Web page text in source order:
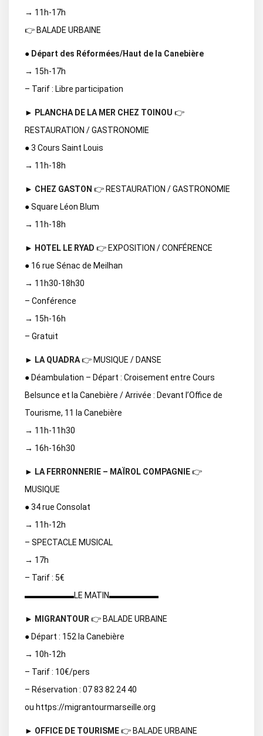
→ 11h-17h
👉 BALADE URBAINE
● Départ des Réformées/Haut de la Canebière
→ 15h-17h
– Tarif : Libre participation
► PLANCHA DE LA MER CHEZ TOINOU 👉
RESTAURATION / GASTRONOMIE
● 3 Cours Saint Louis
→ 11h-18h
► CHEZ GASTON 👉 RESTAURATION / GASTRONOMIE
● Square Léon Blum
→ 11h-18h
► HOTEL LE RYAD 👉 EXPOSITION / CONFÉRENCE
● 16 rue Sénac de Meilhan
→ 11h30-18h30
– Conférence
→ 15h-16h
– Gratuit
► LA QUADRA👉 MUSIQUE / DANSE
● Déambulation – Départ : Croisement entre Cours
Belsunce et la Canebière / Arrivée : Devant l’Office de
Tourisme, 11 la Canebière
→ 11h-11h30
→ 16h-16h30
► LA FERRONNERIE – MAÏROL COMPAGNIE👉
MUSIQUE
● 34 rue Consolat
→ 11h-12h
– SPECTACLE MUSICAL
→ 17h
– Tarif : 5€
▬▬▬▬▬▬LE MATIN▬▬▬▬▬▬
► MIGRANTOUR 👉 BALADE URBAINE
● Départ : 152 la Canebière
→ 10h-12h
– Tarif : 10€/pers
– Réservation : 07 83 82 24 40
ou https://migrantourmarseille.org
► OFFICE DE TOURISME👉 BALADE URBAINE